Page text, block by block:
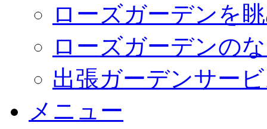
ローズガーデンを
ローズガーデンの
出張ガーデンサー
メニュー